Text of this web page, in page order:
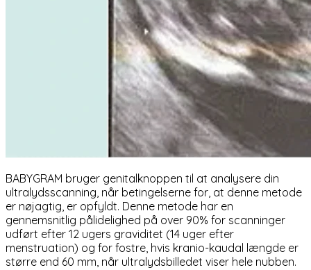
BABYGRAM bruger genitalknoppen til at analysere din
ultralydsscanning, når betingelserne for, at denne metode
er nøjagtig, er opfyldt. Denne metode har en
gennemsnitlig pålidelighed på over 90% for scanninger
udført efter 12 ugers graviditet (14 uger efter
menstruation) og for fostre, hvis kranio-kaudal længde er
større end 60 mm, når ultralydsbilledet viser hele nubben.